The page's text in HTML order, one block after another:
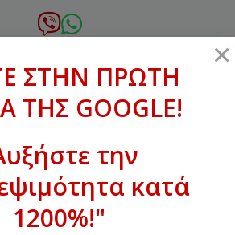
ΠΡΩΤΗ ΣΕΛΙΔΑ ΤΗΣ
GOOGLE!
×
ΣΤΗΝ ΠΡΩΤΗ
ΤΗΣ GOOGLE!
την
κατά
1200%!"